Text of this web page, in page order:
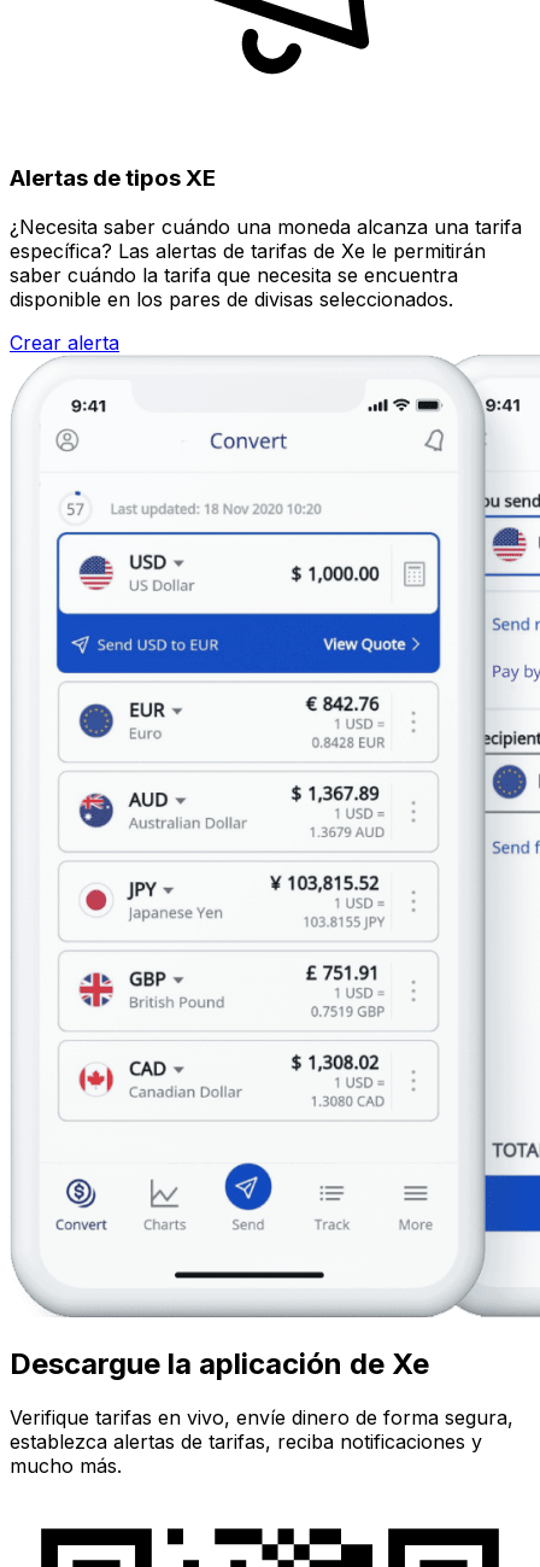
Alertas de tipos XE
¿Necesita saber cuándo una moneda alcanza una tarifa
específica? Las alertas de tarifas de Xe le permitirán
saber cuándo la tarifa que necesita se encuentra
disponible en los pares de divisas seleccionados.
Crear alerta
Descargue la aplicación de Xe
Verifique tarifas en vivo, envíe dinero de forma segura,
establezca alertas de tarifas, reciba notificaciones y
mucho más.